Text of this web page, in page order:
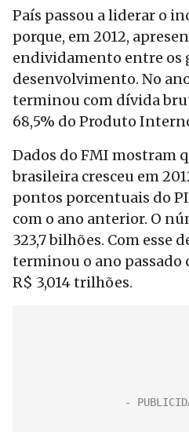
País passou a liderar o
porque, em 2012,
endividamento entre os
desenvolvimento. No
terminou com dívida
68,5% do Produto
Dados do FMI mostram
brasileira cresceu em
pontos porcentuais do
com o ano anterior. O
323,7 bilhões. Com esse
terminou o ano passado
R$ 3,014 trilhões.